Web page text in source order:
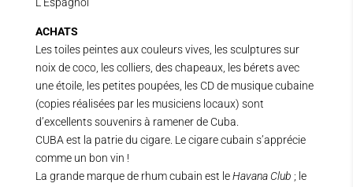
ACHATS
Les toiles peintes aux couleurs vives, les sculptures sur
noix de coco, les colliers, des chapeaux, les bérets avec
une étoile, les petites poupées, les CD de musique cubaine
(copies réalisées par les musiciens locaux) sont
d’excellents souvenirs à ramener de Cuba.
CUBA est la patrie du cigare. Le cigare cubain s’apprécie
comme un bon vin !
La grande marque de rhum cubain est leHavana Club ; le